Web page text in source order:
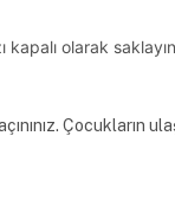
olarak
Çocukların